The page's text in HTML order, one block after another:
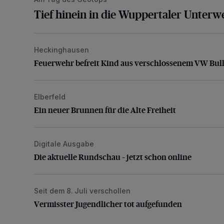
Tief hinein in die Wuppertaler
Feuerwehr befreit Kind aus verschlossenem VW Bulli
Heckinghausen
Feuerwehr befreit Kind aus verschlossenem VW
Ein neuer Brunnen für die Alte Freiheit
Elberfeld
Ein neuer Brunnen für die Alte Freiheit
Die aktuelle Rundschau – jetzt schon online
Digitale Ausgabe
Die aktuelle Rundschau – jetzt schon online
Vermisster Jugendlicher tot aufgefunden
Seit dem 8. Juli verschollen
Vermisster Jugendlicher tot aufgefunden